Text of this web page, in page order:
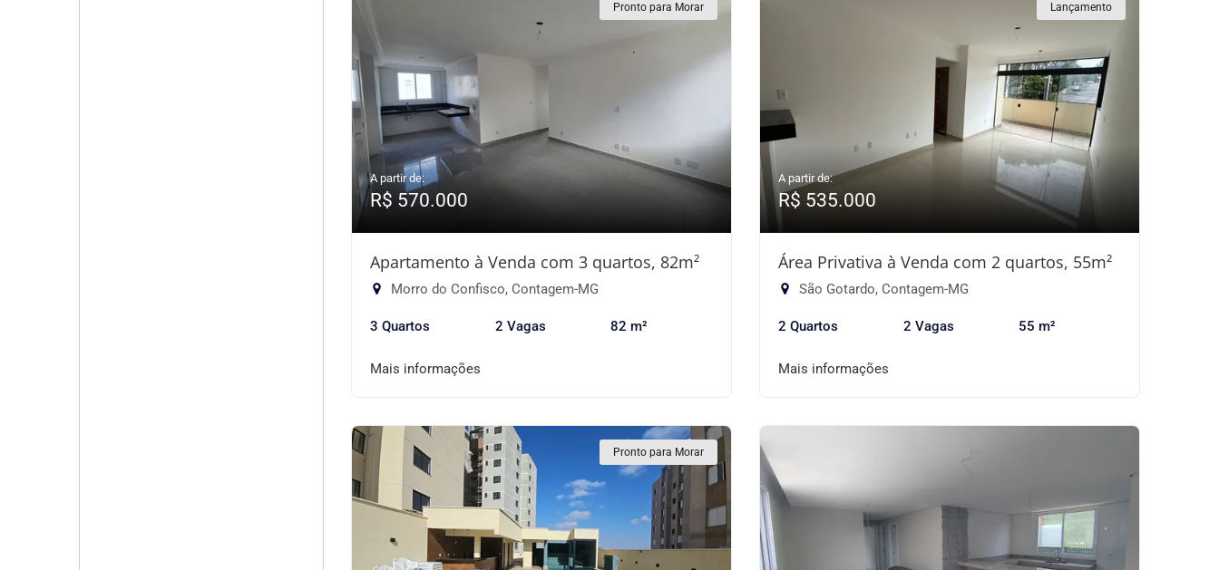
Pronto para Morar
A partir de:
R$ 570.000
Apartamento à Venda com 3 quartos, 82m²
Morro do Confisco, Contagem-MG
3 Quartos 2 Vagas 82 m²
Mais informações
Lançamento
A partir de:
R$ 535.000
Área Privativa à Venda com 2 quartos, 55m²
São Gotardo, Contagem-MG
2 Quartos 2 Vagas 55 m²
Mais informações
Pronto para Morar